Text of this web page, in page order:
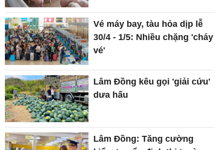
Vé máy bay, tàu hỏa dịp lễ
30/4 - 1/5: Nhiều chặng 'cháy
vé'
Lâm Đồng kêu gọi 'giải cứu'
dưa hấu
Lâm Đồng: Tăng cường